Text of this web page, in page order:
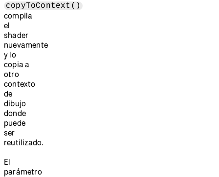
copyToContext()
compila
el
shader
nuevamente
y lo
copia a
otro
contexto
de
dibujo
donde
puede
ser
reutilizado.
El
parámetro